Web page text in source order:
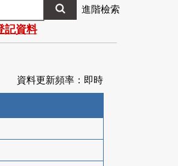
進階檢索
記資料
資料更新頻率：即時